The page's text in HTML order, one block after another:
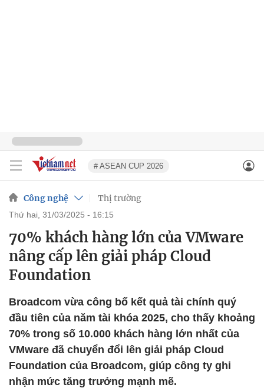
# ASEAN CUP 2026
Công nghệ Thị trường
thứ hai, 31/03/2025 - 16:15
70% khách hàng lớn của VMware
nâng cấp lên giải pháp Cloud
Foundation
Broadcom vừa công bố kết quả tài chính quý
đầu tiên của năm tài khóa 2025, cho thấy khoảng
70% trong số 10.000 khách hàng lớn nhất của
VMware đã chuyển đổi lên giải pháp Cloud
Foundation của Broadcom, giúp công ty ghi
nhận mức tăng trưởng mạnh mẽ.